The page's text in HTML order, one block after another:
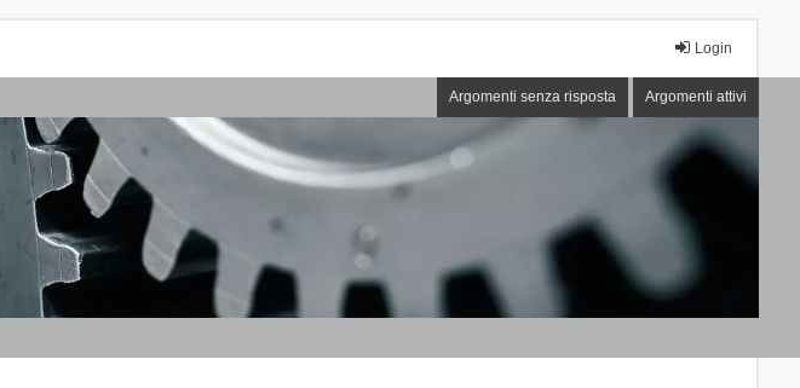
Login
Argomenti senza risposta Argomenti attivi